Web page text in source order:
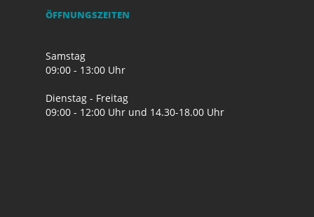
ÖFFNUNGSZEITEN
Samstag
09:00 - 13:00 Uhr
Dienstag - Freitag
09:00 - 12:00 Uhr und 14.30-18.00 Uhr